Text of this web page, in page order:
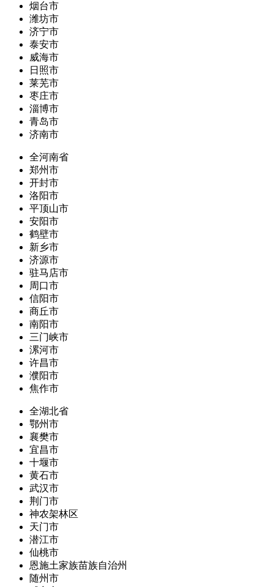
烟台市
潍坊市
济宁市
泰安市
威海市
日照市
莱芜市
枣庄市
淄博市
青岛市
济南市
全河南省
郑州市
开封市
洛阳市
平顶山市
安阳市
鹤壁市
新乡市
济源市
驻马店市
周口市
信阳市
商丘市
南阳市
三门峡市
漯河市
许昌市
濮阳市
焦作市
全湖北省
鄂州市
襄樊市
宜昌市
十堰市
黄石市
武汉市
荆门市
神农架林区
天门市
潜江市
仙桃市
恩施土家族苗族自治州
随州市